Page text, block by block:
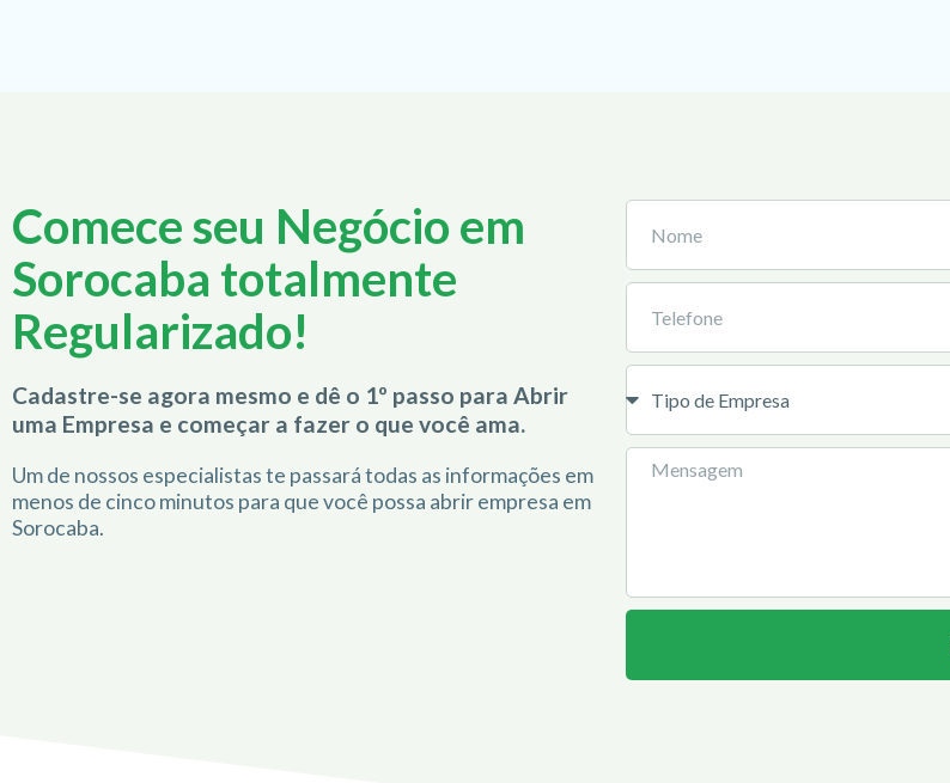
Comece seu Negócio em
Sorocaba totalmente
Regularizado!
Cadastre-se agora mesmo e dê o 1º passo para Abrir
uma Empresa e começar a fazer o que você ama.
Um de nossos especialistas te passará todas as informações em
menos de cinco minutos para que você possa abrir empresa em
Sorocaba.